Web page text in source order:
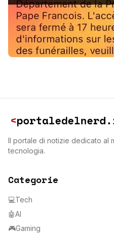
Il portale di notizie dedicato al
tecnologia.
Categorie
💻Tech
🤖AI
🎮Gaming